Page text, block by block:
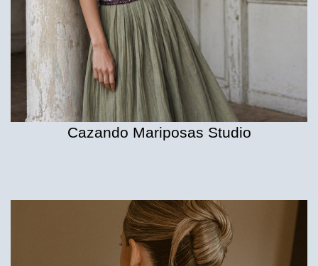
Cazando Mariposas Studio